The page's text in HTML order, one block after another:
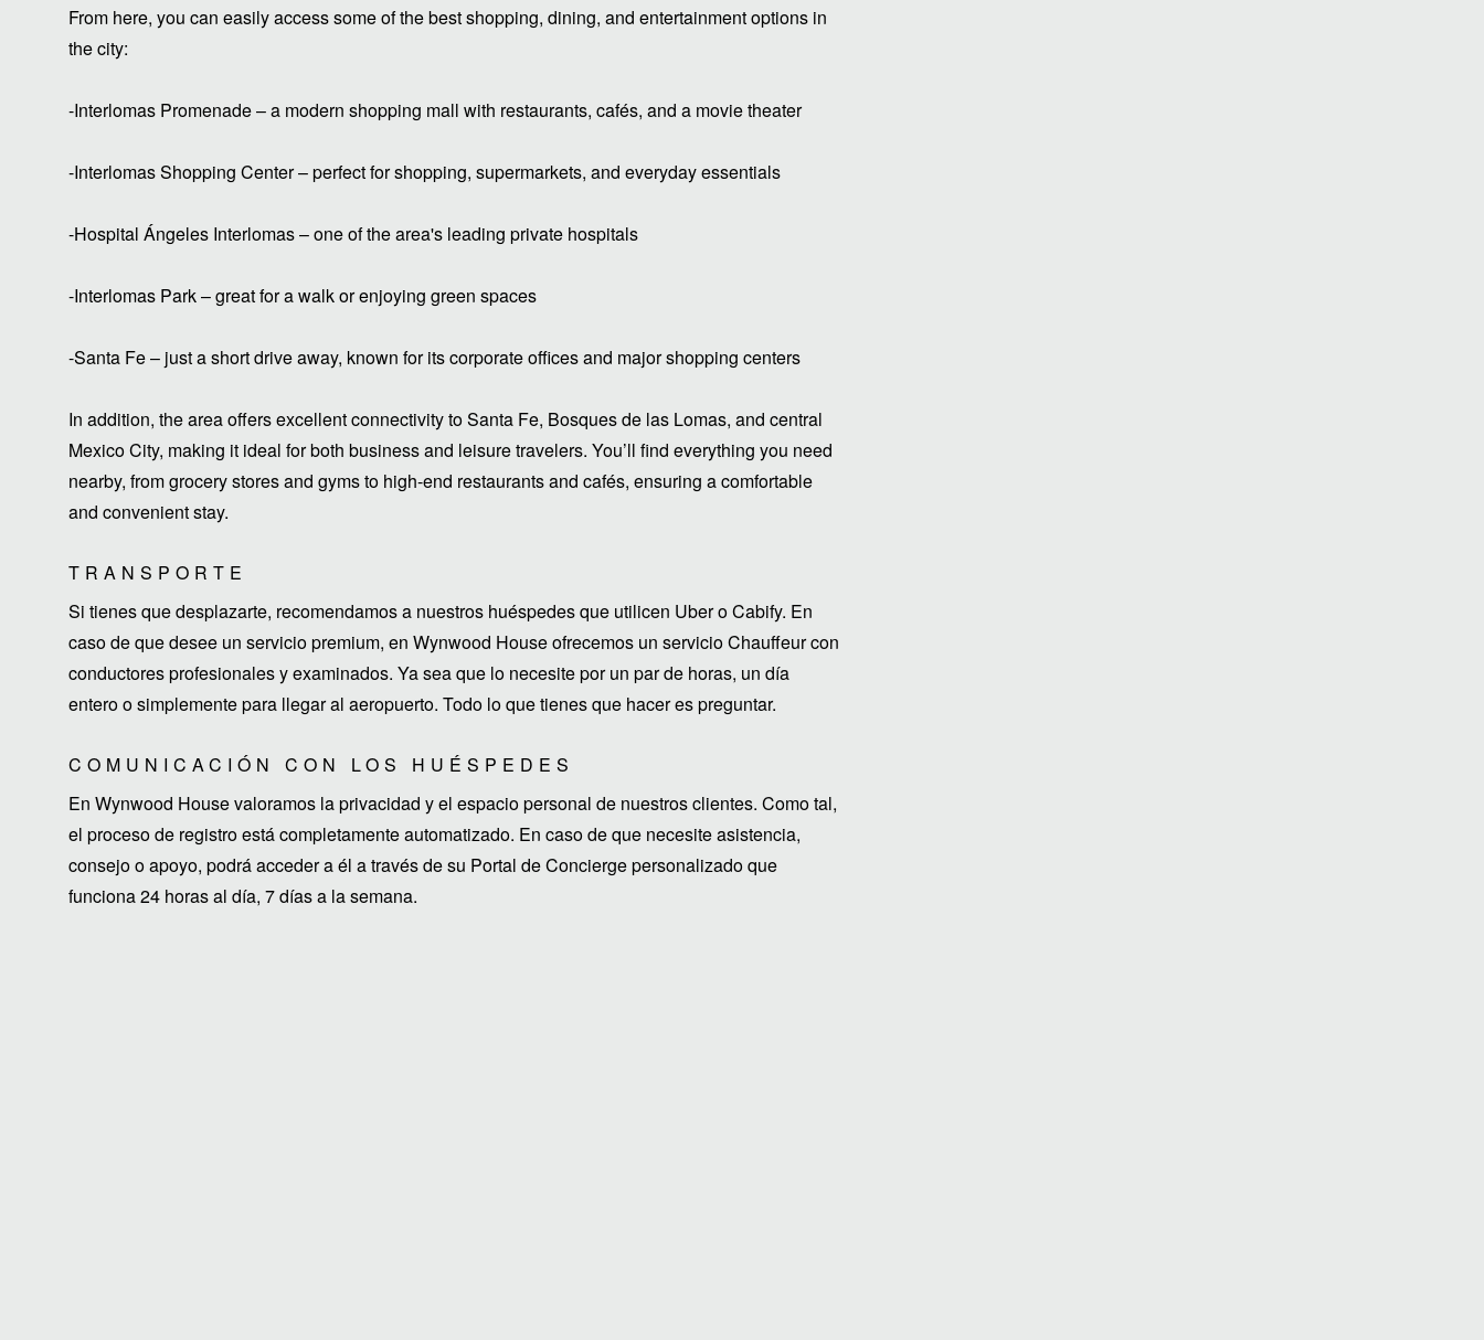
From here, you can easily access some of the best shopping, dining, and entertainment options in
the city:
-Interlomas Promenade – a modern shopping mall with restaurants, cafés, and a movie theater
-Interlomas Shopping Center – perfect for shopping, supermarkets, and everyday essentials
-Hospital Ángeles Interlomas – one of the area's leading private hospitals
-Interlomas Park – great for a walk or enjoying green spaces
-Santa Fe – just a short drive away, known for its corporate offices and major shopping centers
In addition, the area offers excellent connectivity to Santa Fe, Bosques de las Lomas, and central
Mexico City, making it ideal for both business and leisure travelers. You’ll find everything you need
nearby, from grocery stores and gyms to high-end restaurants and cafés, ensuring a comfortable
and convenient stay.
TRANSPORTE
Si tienes que desplazarte, recomendamos a nuestros huéspedes que utilicen Uber o Cabify. En
caso de que desee un servicio premium, en Wynwood House ofrecemos un servicio Chauffeur con
conductores profesionales y examinados. Ya sea que lo necesite por un par de horas, un día
entero o simplemente para llegar al aeropuerto. Todo lo que tienes que hacer es preguntar.
COMUNICACIÓN CON LOS HUÉSPEDES
En Wynwood House valoramos la privacidad y el espacio personal de nuestros clientes. Como tal,
el proceso de registro está completamente automatizado. En caso de que necesite asistencia,
consejo o apoyo, podrá acceder a él a través de su Portal de Concierge personalizado que
funciona 24 horas al día, 7 días a la semana.